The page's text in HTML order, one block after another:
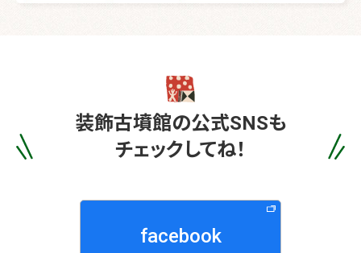
装飾古墳館の公式SNSも
チェックしてね！
facebook